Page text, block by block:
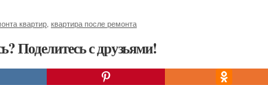
квартир квартира после ремонта
Поделитесь с друзьями!